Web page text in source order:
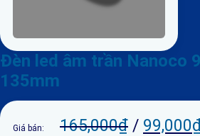
Đèn led âm trần Nanoco
135mm
Giá bán: 165,000₫ / 99,000